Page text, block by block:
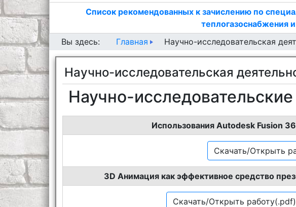
Список рекомендованных к зачислению по
теплогазоснабжения
Вы здесь:
Главная Научно-исследовательская
Научно-исследовательская
Научно-
Использования Autodesk Fusion
Скачать/Открыть
3D Анимация как эффективное средство
Скачать/Открыть работу(.pdf)